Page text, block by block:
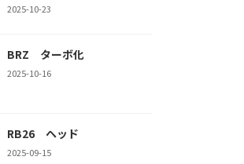
2025-10-23
BRZ ターボ化
2025-10-16
RB26 ヘッド
2025-09-15